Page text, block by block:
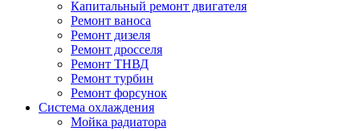
Капитальный ремонт двигателя
Ремонт ваноса
Ремонт дизеля
Ремонт дросселя
Ремонт ТНВД
Ремонт турбин
Ремонт форсунок
Система охлаждения
Мойка радиатора